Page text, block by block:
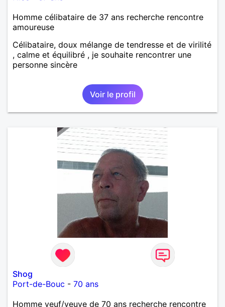
Homme célibataire de 37 ans recherche rencontre
amoureuse
Célibataire, doux mélange de tendresse et de virilité
, calme et équilibré , je souhaite rencontrer une
personne sincère
Voir le profil
Shog
Port-de-Bouc - 70 ans
Homme veuf/veuve de 70 ans recherche rencontre